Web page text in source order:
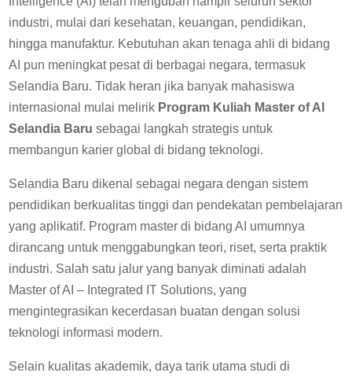
industri, mulai dari kesehatan, keuangan, pendidikan,
hingga manufaktur. Kebutuhan akan tenaga ahli di bidang
AI pun meningkat pesat di berbagai negara, termasuk
Selandia Baru. Tidak heran jika banyak mahasiswa
internasional mulai melirik Program Kuliah Master of AI
Selandia Baru sebagai langkah strategis untuk
membangun karier global di bidang teknologi.
Selandia Baru dikenal sebagai negara dengan sistem
pendidikan berkualitas tinggi dan pendekatan pembelajaran
yang aplikatif. Program master di bidang AI umumnya
dirancang untuk menggabungkan teori, riset, serta praktik
industri. Salah satu jalur yang banyak diminati adalah
Master of AI – Integrated IT Solutions, yang
mengintegrasikan kecerdasan buatan dengan solusi
teknologi informasi modern.
Selain kualitas akademik, daya tarik utama studi di